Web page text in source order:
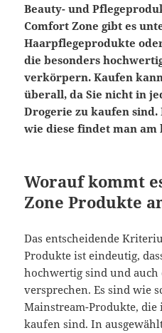
Beauty- und
Comfort Zone gibt es
Haarpflegeprodukte
die besonders
verkörpern. Kaufen
überall, da Sie nicht in
Drogerie zu kaufen
wie diese findet man
Worauf kommt
Zone Produkte
Das entscheidende
Produkte ist eindeutig,
hochwertig sind und auch
versprechen. Es sind wie
Mainstream-Produkte,
kaufen sind. In